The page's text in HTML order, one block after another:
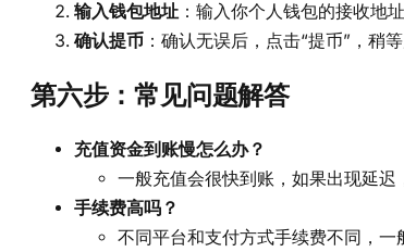
输入钱包地址 ：输入你个人钱包的接收地
确认提币 ：确认无误后，点击“提币”，稍
第六步：常见问题解答
充值资金到账慢怎么办？
一般充值会很快到账，如果出现延迟
手续费高吗？
不同平台和支付方式手续费不同，一